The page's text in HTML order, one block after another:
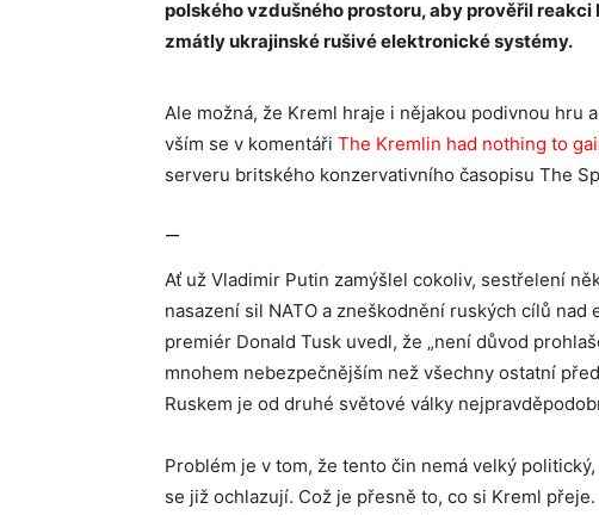
polského vzdušného prostoru, aby prověřil reakci
zmátly ukrajinské rušivé elektronické systémy.
Ale možná, že Kreml hraje i nějakou podivnou hru
vším se v komentáři The Kremlin had nothing to
serveru britského konzervativního časopisu The
—
Ať už Vladimir Putin zamýšlel cokoliv, sestřelení
nasazení sil NATO a zneškodnění ruských cílů
premiér Donald Tusk uvedl, že „není důvod
mnohem nebezpečnějším než všechny ostatní
Ruskem je od druhé světové války
Problém je v tom, že tento čin nemá velký
se již ochlazují. Což je přesně to, co si Kreml